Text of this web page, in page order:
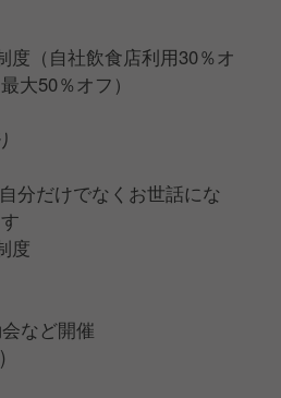
度（自社飲食店利用30％オ
大50％オフ）
分だけでなくお世話にな
度
など開催